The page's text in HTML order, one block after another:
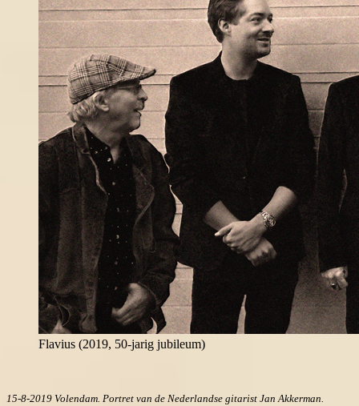
Flavius (2019, 50-jarig jubileum)
15-8-2019 Volendam. Portret van de Nederlandse gitarist Jan Akkerman.